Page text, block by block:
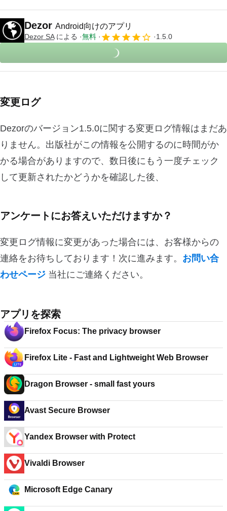
Dezor Android向けのアプリ
Dezor SAによる 無料 1.5.0
変更ログ
Dezorのバージョン1.5.0に関する変更ログ情報はまだあ
りません。出版社がこの情報を公開するのに時間がか
かる場合がありますので、数日後にもう一度チェック
して更新されたかどうかを確認した後、
アンケートにお答えいただけますか？
変更ログ情報に変更があった場合には、お客様からの
連絡をお待ちしております！次に進みます。 お問い合
わせページ 当社にご連絡ください。
アプリを探索
Firefox Focus: The privacy browser
Firefox Lite - Fast and Lightweight Web Browser
Dragon Browser - small fast yours
Avast Secure Browser
Yandex Browser with Protect
Vivaldi Browser
Microsoft Edge Canary